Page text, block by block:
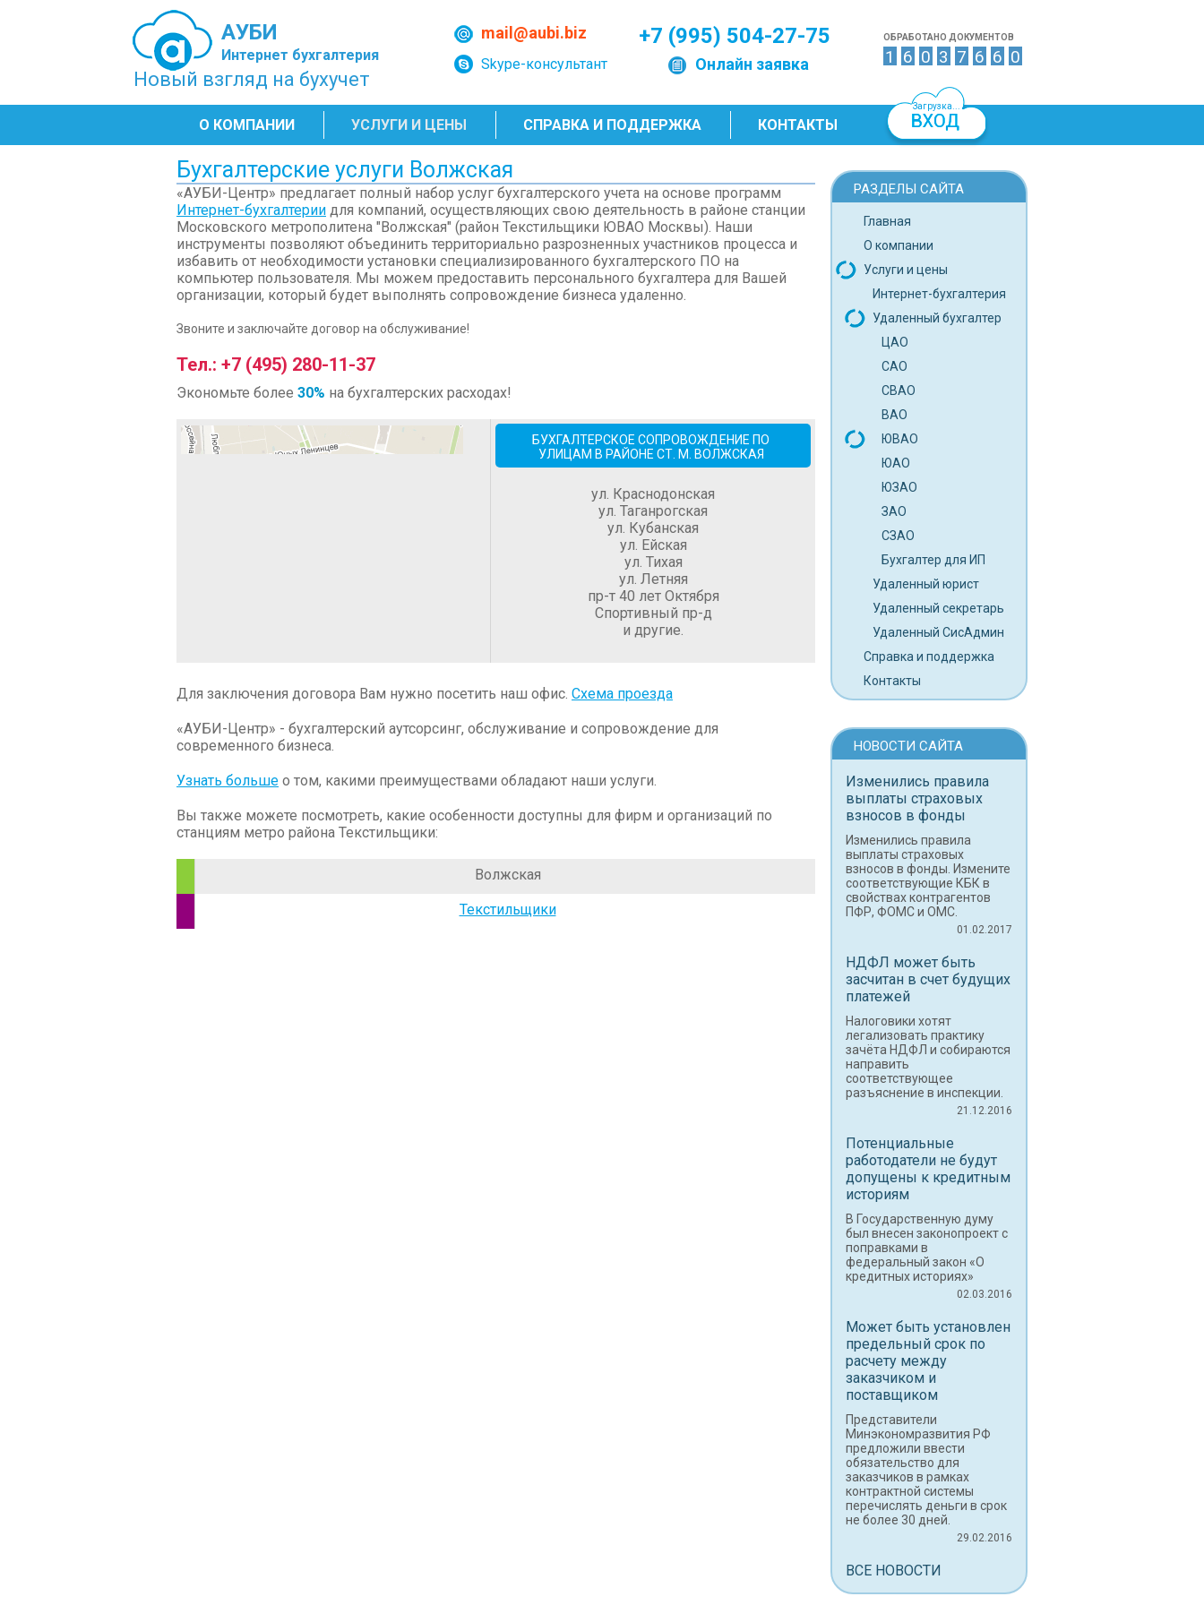
АУБИ
Интернет бухгалтерия
Новый взгляд на бухучет
mail@aubi.biz
Skype-консультант
+7 (995) 504-27-75
Онлайн заявка
ОБРАБОТАНО ДОКУМЕНТОВ
1 6 0 3 7 6 6 1
О КОМПАНИИ УСЛУГИ И ЦЕНЫ СПРАВКА И ПОДДЕРЖКА КОНТАКТЫ
Загрузка...
Бухгалтерские услуги Волжская
«АУБИ-Центр» предлагает полный набор услуг бухгалтерского учета на основе программ
Интернет-бухгалтерии для компаний, осуществляющих свою деятельность в районе станции
Московского метрополитена "Волжская" (район Текстильщики ЮВАО Москвы). Наши
инструменты позволяют объединить территориально разрозненных участников процесса и
избавить от необходимости установки специализированного бухгалтерского ПО на
компьютер пользователя. Мы можем предоставить персонального бухгалтера для Вашей
организации, который будет выполнять сопровождение бизнеса удаленно.
Звоните и заключайте договор на обслуживание!
Тел.: +7 (495) 280-11-37
Экономьте более 30% на бухгалтерских расходах!
БУХГАЛТЕРСКОЕ СОПРОВОЖДЕНИЕ ПО
УЛИЦАМ В РАЙОНЕ СТ. М. ВОЛЖСКАЯ
ул. Краснодонская
ул. Таганрогская
ул. Кубанская
ул. Ейская
ул. Тихая
ул. Летняя
пр-т 40 лет Октября
Спортивный пр-д
и другие.
Для заключения договора Вам нужно посетить наш офис. Схема проезда
«АУБИ-Центр» - бухгалтерский аутсорсинг, обслуживание и сопровождение для
современного бизнеса.
Узнать больше о том, какими преимуществами обладают наши услуги.
Вы также можете посмотреть, какие особенности доступны для фирм и организаций по
станциям метро района Текстильщики:
Волжская
Текстильщики
РАЗДЕЛЫ САЙТА
Главная
О компании
Услуги и цены
Интернет-бухгалтерия
Удаленный бухгалтер
ЦАО
САО
СВАО
ВАО
ЮВАО
ЮАО
ЮЗАО
ЗАО
СЗАО
Бухгалтер для ИП
Удаленный юрист
Удаленный секретарь
Удаленный СисАдмин
Справка и поддержка
Контакты
НОВОСТИ САЙТА
Изменились правила
выплаты страховых
взносов в фонды
Изменились правила
выплаты страховых
взносов в фонды. Измените
соответствующие КБК в
свойствах контрагентов
ПФР, ФОМС и ОМС.
01.02.2017
НДФЛ может быть
засчитан в счет будущих
платежей
Налоговики хотят
легализовать практику
зачёта НДФЛ и собираются
направить
соответствующее
разъяснение в инспекции.
21.12.2016
Потенциальные
работодатели не будут
допущены к кредитным
историям
В Государственную думу
был внесен законопроект с
поправками в
федеральный закон «О
кредитных историях»
02.03.2016
Может быть установлен
предельный срок по
расчету между
заказчиком и
поставщиком
Представители
Минэкономразвития РФ
предложили ввести
обязательство для
заказчиков в рамках
контрактной системы
перечислять деньги в срок
не более 30 дней.
29.02.2016
ВСЕ НОВОСТИ